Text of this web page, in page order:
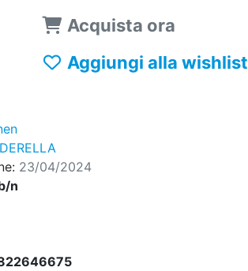
Acquista ora
Aggiungi alla wishlist
23/04/2024
n